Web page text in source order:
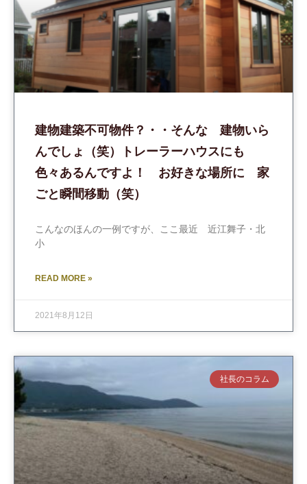
建物建築不可物件？・・そんな 建物いら
んでしょ（笑）トレーラーハウスにも
色々あるんですよ！ お好きな場所に 家
ごと瞬間移動（笑）
こんなのほんの一例ですが、ここ最近 近江舞子・北
小
READ MORE »
2021年8月12日
社長のコラム